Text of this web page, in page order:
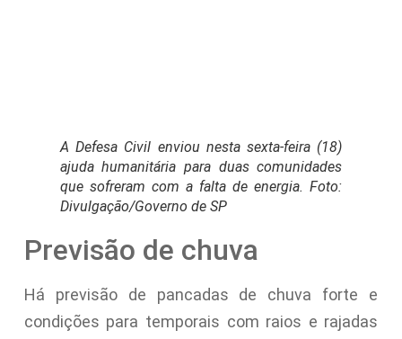
A Defesa Civil enviou nesta sexta-feira (18)
ajuda humanitária para duas comunidades
que sofreram com a falta de energia. Foto:
Divulgação/Governo de SP
Previsão de chuva
Há previsão de pancadas de chuva forte e
condições para temporais com raios e rajadas